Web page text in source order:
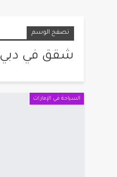
تصفح الوسم
شقق في دبي
السياحة في الإمارات